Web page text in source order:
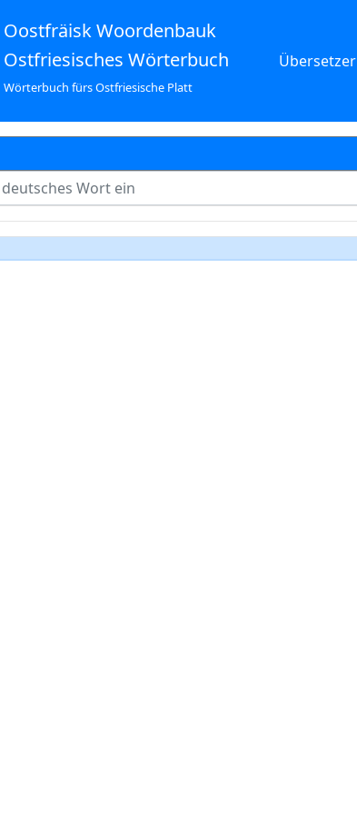
Oostfräisk Woordenbauk
Ostfriesisches Wörterbuch
Wörterbuch fürs Ostfriesische Platt
Übersetzer